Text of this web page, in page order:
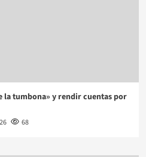
la tumbona» y rendir cuentas por
68